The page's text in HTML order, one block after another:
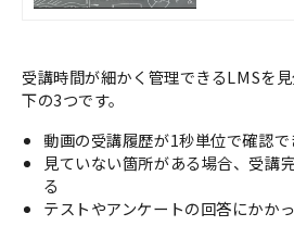
受講時間が細かく管理できるLMSを
下の3つです。
動画の受講履歴が1秒単位で確認で
見ていない箇所がある場合、受講
る
テストやアンケートの回答にかか